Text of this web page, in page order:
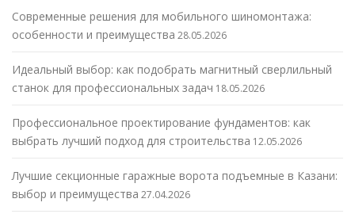
Современные решения для мобильного шиномонтажа:
особенности и преимущества 28.05.2026
Идеальный выбор: как подобрать магнитный сверлильный
станок для профессиональных задач 18.05.2026
Профессиональное проектирование фундаментов: как
выбрать лучший подход для строительства 12.05.2026
Лучшие секционные гаражные ворота подъемные в Казани:
выбор и преимущества 27.04.2026